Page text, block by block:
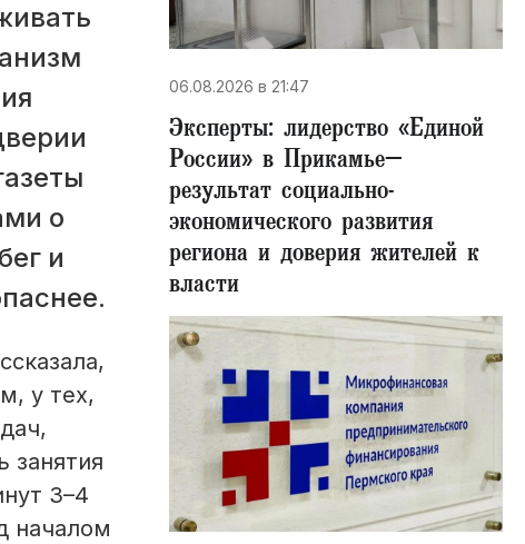
о
и
у тех,
занятия
3–4
началом
06.08.2026 в 21:47
Эксперты: лидерство «Единой
России» в Прикамье–
результат социально-
экономического развития
региона и доверия жителей к
власти